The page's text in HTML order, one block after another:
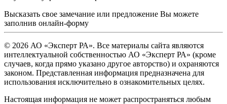
Высказать свое замечание или предложение Вы можете
заполнив онлайн-форму
© 2026 АО «Эксперт РА». Все материалы сайта являются
интеллектуальной собственностью АО «Эксперт РА» (кроме
случаев, когда прямо указано другое авторство) и охраняются
законом. Представленная информация предназначена для
использования исключительно в ознакомительных целях.
Настоящая информация не может распространяться любым